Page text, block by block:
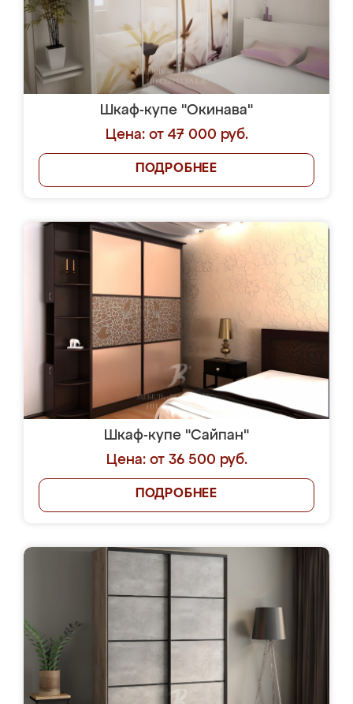
Шкаф-купе "Окинава"
Цена: от 47 000 руб.
ПОДРОБНЕЕ
Шкаф-купе "Сайпан"
Цена: от 36 500 руб.
ПОДРОБНЕЕ